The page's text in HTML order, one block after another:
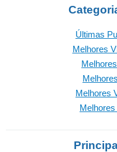
Últimas
Melhores
Melhores